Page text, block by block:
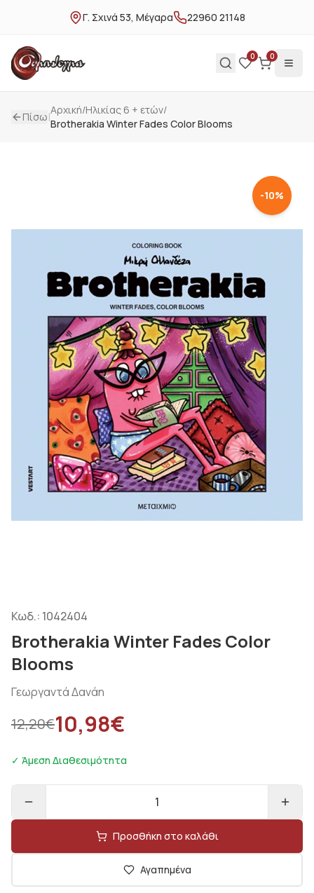
Γ. Σχινά 53, Μέγαρα 22960 21148
0 0
Πίσω|Αρχική/Ηλικίας 6 + ετών/
Brotherakia Winter Fades Color Blooms
-10%
Κωδ.: 1042404
Brotherakia Winter Fades Color
Blooms
Γεωργαντά Δανάη
12,20€10,98€
✓ Άμεση Διαθεσιμότητα
1
Προσθήκη στο καλάθι
Αγαπημένα